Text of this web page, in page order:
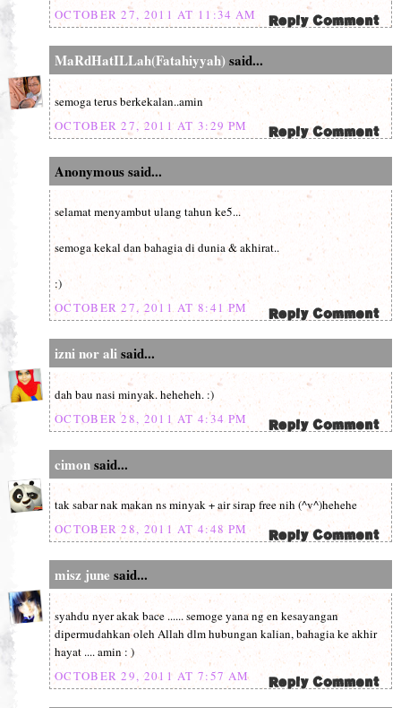
OCTOBER 27, 2011 AT 11:34 AM
MaRdHatILLah(Fatahiyyah)said...
semoga terus berkekalan..amin
OCTOBER 27, 2011 AT 3:29 PM
Anonymous said...
selamat menyambut ulang tahun ke5...
semoga kekal dan bahagia di dunia & akhirat..
:)
OCTOBER 27, 2011 AT 8:41 PM
izni nor alisaid...
dah bau nasi minyak. heheheh. :)
OCTOBER 28, 2011 AT 4:34 PM
cimonsaid...
tak sabar nak makan ns minyak + air sirap free nih (^v^)hehehe
OCTOBER 28, 2011 AT 4:48 PM
misz june said...
syahdu nyer akak bace ...... semoge yana ng en kesayangan
dipermudahkan oleh Allah dlm hubungan kalian, bahagia ke akhir
hayat .... amin : )
OCTOBER 29, 2011 AT 7:57 AM